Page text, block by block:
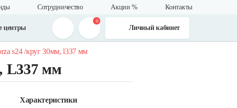
Сотрудничество Акции % Контакты
центры
0
Личный кабинет
s24 /круг 30мм, l337 мм
L337 мм
Характеристики